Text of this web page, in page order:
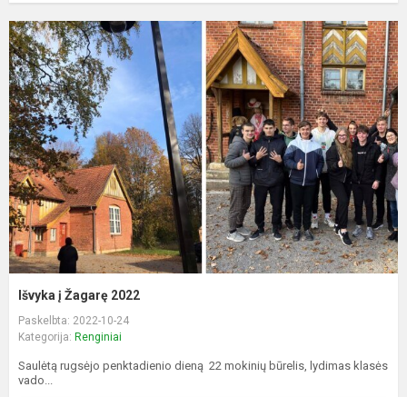
Išvyka į Žagarę 2022
Paskelbta: 2022-10-24
Kategorija: Renginiai
Saulėtą rugsėjo penktadienio dieną 22 mokinių būrelis, lydimas klasės
vado...